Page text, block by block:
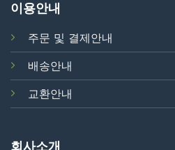
이용안내
주문 및 결제안내
배송안내
교환안내
회사소개